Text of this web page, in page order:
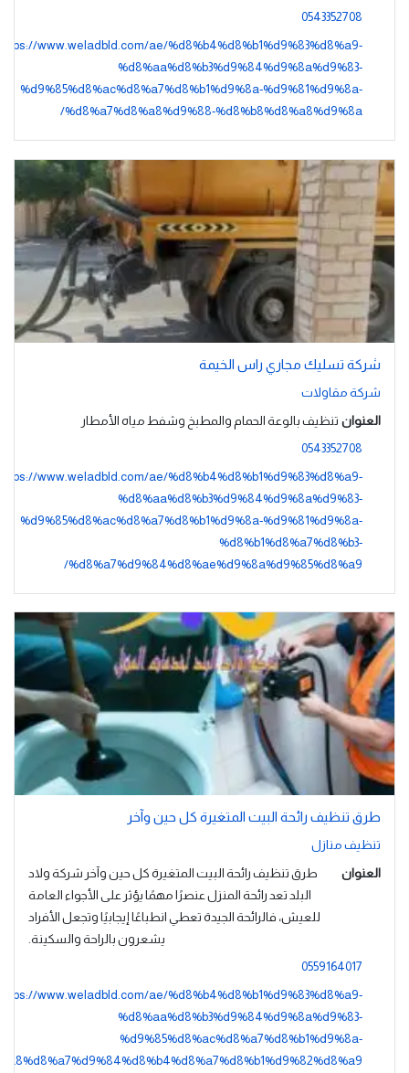
0543352708
https://www.weladbld.com/ae/%d8%b4%d8%b1%d9%83%d8%a9-
%d8%aa%d8%b3%d9%84%d9%8a%d9%83-
%d9%85%d8%ac%d8%a7%d8%b1%d9%8a-%d9%81%d9%8a-
%d8%a7%d8%a8%d9%88-%d8%b8%d8%a8%d9%8a/
شركة تسليك مجاري راس الخيمة
شركة مقاولات
العنوان تنظيف بالوعة الحمام والمطبخ وشفط مياه الأمطار
0543352708
https://www.weladbld.com/ae/%d8%b4%d8%b1%d9%83%d8%a9-
%d8%aa%d8%b3%d9%84%d9%8a%d9%83-
%d9%85%d8%ac%d8%a7%d8%b1%d9%8a-%d9%81%d9%8a-
%d8%b1%d8%a7%d8%b3-
%d8%a7%d9%84%d8%ae%d9%8a%d9%85%d8%a9/
طرق تنظيف رائحة البيت المتغيرة كل حين وآخر
تنظيف منازل
العنوان
طرق تنظيف رائحة البيت المتغيرة كل حين وآخر شركة ولاد
البلد تعد رائحة المنزل عنصرًا مهمًا يؤثر على الأجواء العامة
للعيش، فالرائحة الجيدة تعطي انطباعًا إيجابيًا وتجعل الأفراد
يشعرون بالراحة والسكينة.
0559164017
https://www.weladbld.com/ae/%d8%b4%d8%b1%d9%83%d8%a9-
%d8%aa%d8%b3%d9%84%d9%8a%d9%83-
%d9%85%d8%ac%d8%a7%d8%b1%d9%8a-